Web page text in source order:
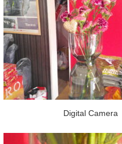
Digital Camera